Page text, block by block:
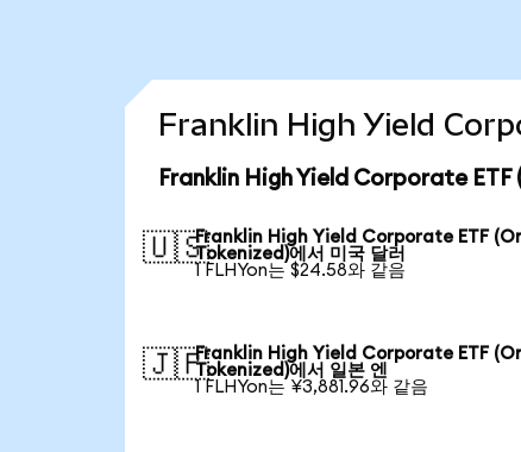
Franklin High Yield
Franklin High Yield Corporate ETF
🇺🇸Franklin High Yield Corporate ETF
Tokenized)에서 미국 달러
1 FLHYon는 $24.58와 같음
🇯🇵Franklin High Yield Corporate ETF
Tokenized)에서 일본 엔
1 FLHYon는 ¥3,881.96와 같음